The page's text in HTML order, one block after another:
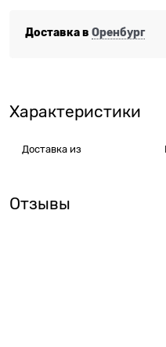
Доставка в Оренбург
Характеристики
Доставка из
Отзывы